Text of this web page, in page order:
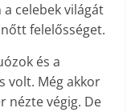
celebek világát
felelősséget.
és a
volt. Még akkor
nézte végig. De